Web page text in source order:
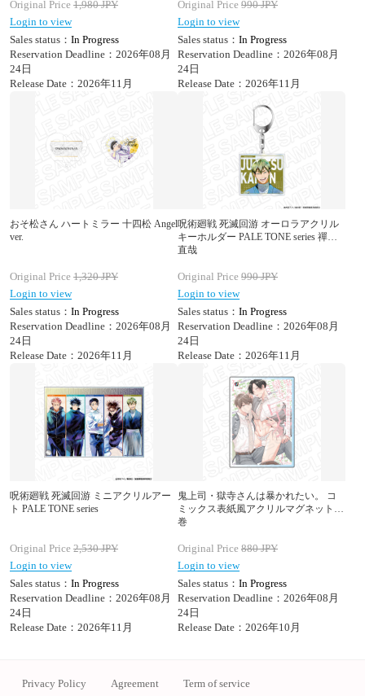
Original Price 1,980JPY
Login to view
Sales status： In Progress
Reservation Deadline：2026年08月
24日
Release Date：2026年11月
Original Price 990JPY
Login to view
Sales status： In Progress
Reservation Deadline：2026年08月
24日
Release Date：2026年11月
おそ松さん ハートミラー 十四松 Angel
ver.
Original Price 1,320JPY
Login to view
Sales status： In Progress
Reservation Deadline：2026年08月
24日
Release Date：2026年11月
呪術廻戦 死滅回游 オーロラアクリル
キーホルダー PALE TONE series 禪院
直哉
Original Price 990JPY
Login to view
Sales status： In Progress
Reservation Deadline：2026年08月
24日
Release Date：2026年11月
呪術廻戦 死滅回游 ミニアクリルアー
ト PALE TONE series
Original Price 2,530JPY
Login to view
Sales status： In Progress
Reservation Deadline：2026年08月
24日
Release Date：2026年11月
鬼上司・獄寺さんは暴かれたい。 コ
ミックス表紙風アクリルマグネット 2
巻
Original Price 880JPY
Login to view
Sales status： In Progress
Reservation Deadline：2026年08月
24日
Release Date：2026年10月
Privacy Policy Agreement Term of service